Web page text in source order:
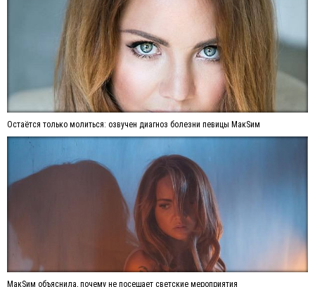
Остаётся только молиться: озвучен диагноз болезни певицы МакSим
МакSим объяснила, почему не посещает светские мероприятия